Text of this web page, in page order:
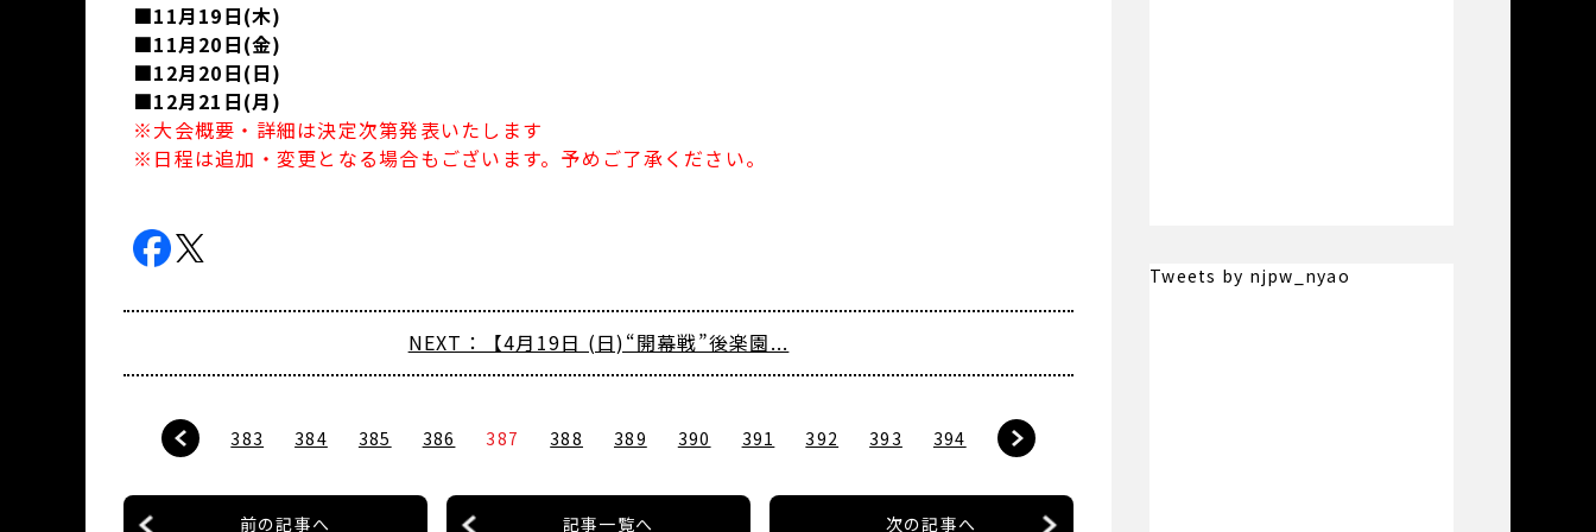
■11月19日(木)
■11月20日(金)
■12月20日(日)
■12月21日(月)
※大会概要・詳細は決定次第発表いたします
※日程は追加・変更となる場合もございます。予めご了承ください。
NEXT：【4月19日 (日)“開幕戦”後楽園...
383 384 385 386 387 388 389 390 391 392 393 394
前の記事へ 記事一覧へ 次の記事へ
Tweets by njpw_nyao